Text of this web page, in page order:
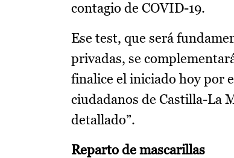
contagio de COVID-19.
Ese test, que será
privadas, se
finalice el iniciado hoy por
ciudadanos de Castilla-La
detallado”.
Reparto de mascarillas